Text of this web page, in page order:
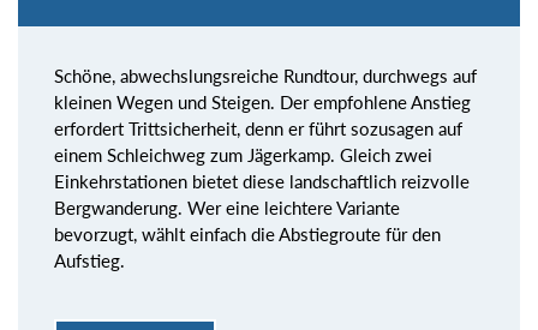
Schöne, abwechslungsreiche Rundtour, durchwegs auf
kleinen Wegen und Steigen. Der empfohlene Anstieg
erfordert Trittsicherheit, denn er führt sozusagen auf
einem Schleichweg zum Jägerkamp. Gleich zwei
Einkehrstationen bietet diese landschaftlich reizvolle
Bergwanderung. Wer eine leichtere Variante
bevorzugt, wählt einfach die Abstiegroute für den
Aufstieg.